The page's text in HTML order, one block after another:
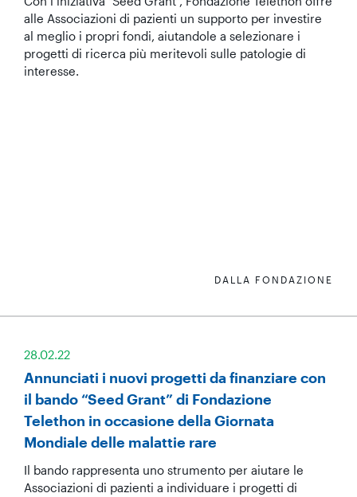
alle Associazioni di pazienti un supporto per investire
al meglio i propri fondi, aiutandole a selezionare i
progetti di ricerca più meritevoli sulle patologie di
interesse.
DALLA FONDAZIONE
28.02.22
Annunciati i nuovi progetti da finanziare con
il bando “Seed Grant” di Fondazione
Telethon in occasione della Giornata
Mondiale delle malattie rare
Il bando rappresenta uno strumento per aiutare le
Associazioni di pazienti a individuare i progetti di